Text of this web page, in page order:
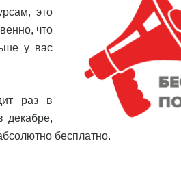
это
что
у вас
раз в
декабре,
бесплатно.